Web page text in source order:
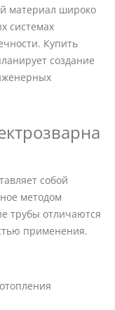
материал широко
системах
Купить
создание
собой
методом
трубы отличаются
применения.